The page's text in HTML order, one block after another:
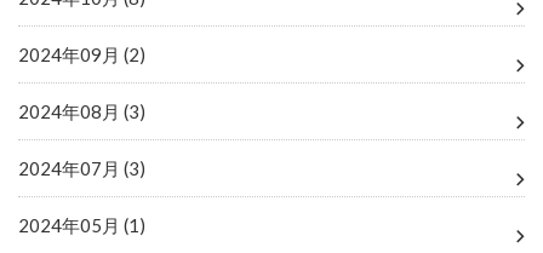
2024年09月 (2)
2024年08月 (3)
2024年07月 (3)
2024年05月 (1)